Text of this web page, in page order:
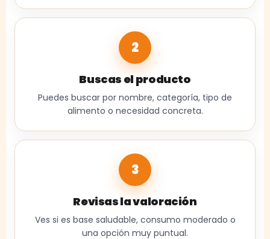
2
Buscas el producto
Puedes buscar por nombre, categoría, tipo de
alimento o necesidad concreta.
3
Revisas la valoración
Ves si es base saludable, consumo moderado o
una opción muy puntual.